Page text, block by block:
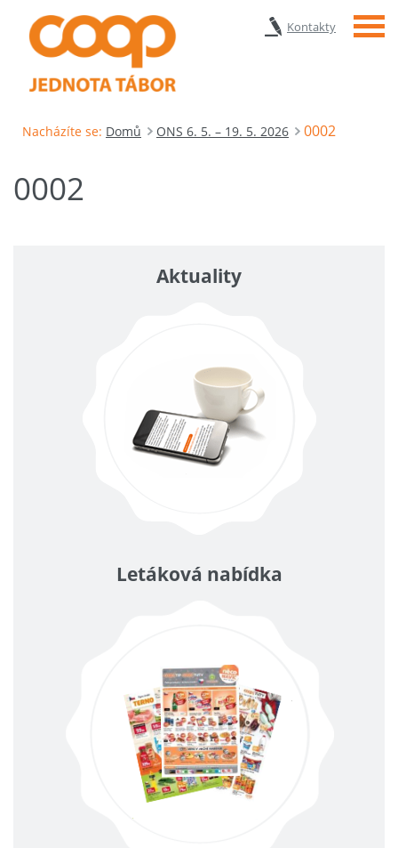
Kontakty Menu
Nacházíte se: Domů ONS 6. 5. – 19. 5. 2026 0002
0002
Aktuality
Letáková nabídka